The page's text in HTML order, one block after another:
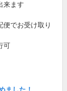
来ます
便でお受け取り
可